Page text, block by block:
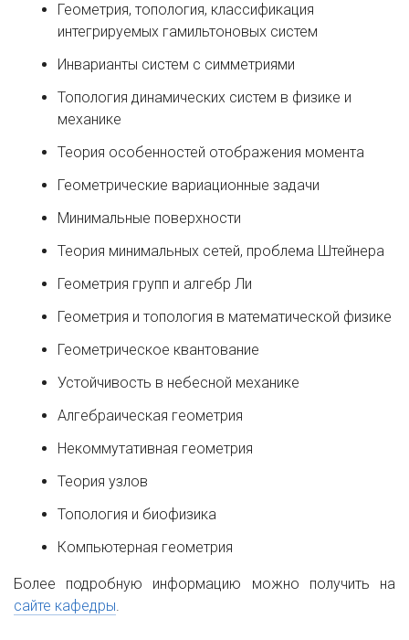
Геометрия, топология, классификация
интегрируемых гамильтоновых систем
Инварианты систем с симметриями
Топология динамических систем в физике и
механике
Теория особенностей отображения момента
Геометрические вариационные задачи
Минимальные поверхности
Теория минимальных сетей, проблема Штейнера
Геометрия групп и алгебр Ли
Геометрия и топология в математической физике
Геометрическое квантование
Устойчивость в небесной механике
Алгебраическая геометрия
Некоммутативная геометрия
Теория узлов
Топология и биофизика
Компьютерная геометрия
Более подробную информацию можно получить на
сайте кафедры.